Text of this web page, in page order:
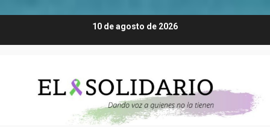
10 de agosto de 2026